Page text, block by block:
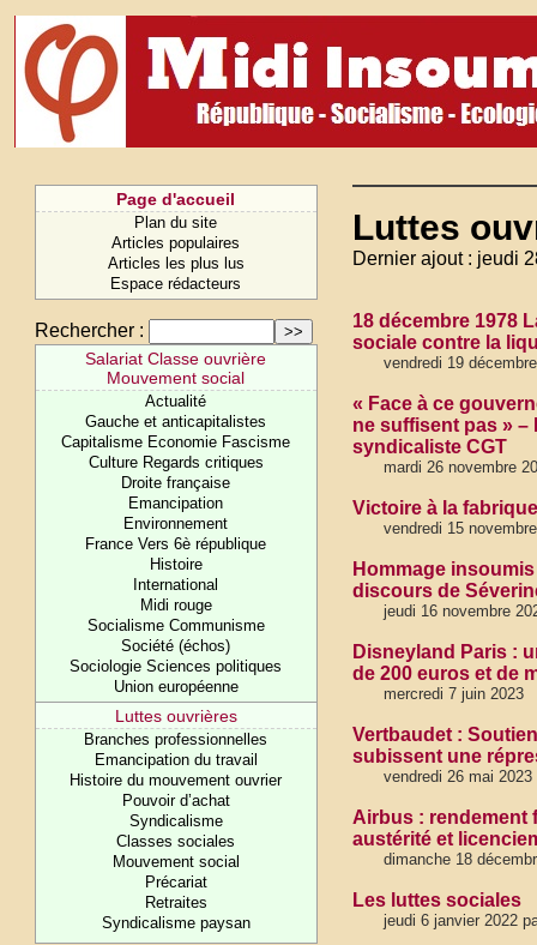
Page d'accueil
Plan du site
Articles populaires
Articles les plus lus
Espace rédacteurs
Rechercher :
Salariat Classe ouvrière
Mouvement social
Actualité
Gauche et anticapitalistes
Capitalisme Economie Fascisme
Culture Regards critiques
Droite française
Emancipation
Environnement
France Vers 6è république
Histoire
International
Midi rouge
Socialisme Communisme
Société (échos)
Sociologie Sciences politiques
Union européenne
Luttes ouvrières
Branches professionnelles
Emancipation du travail
Histoire du mouvement ouvrier
Pouvoir d’achat
Syndicalisme
Classes sociales
Mouvement social
Précariat
Retraites
Syndicalisme paysan
Luttes
Dernier ajout : jeudi
18 décembre 1978
sociale contre la
vendredi 19
« Face à ce
ne suffisent pas » –
syndicaliste CGT
mardi 26 novembre
Victoire à la
vendredi 15
Hommage
discours de
jeudi 16 novembre
Disneyland Paris :
de 200 euros et de
mercredi 7 juin 2023
Vertbaudet :
subissent une
vendredi 26 mai 2023
Airbus : rendement
austérité et
dimanche 18
Les luttes sociales
jeudi 6 janvier 2022